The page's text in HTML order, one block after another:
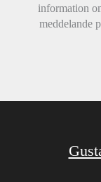
information
meddelande